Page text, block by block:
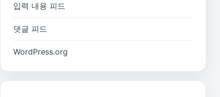
입력 내용 피드
댓글 피드
WordPress.org